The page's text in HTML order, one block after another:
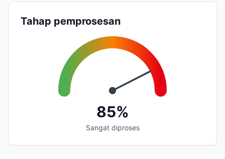
Tahap pemprosesan
85%
Sangat diproses